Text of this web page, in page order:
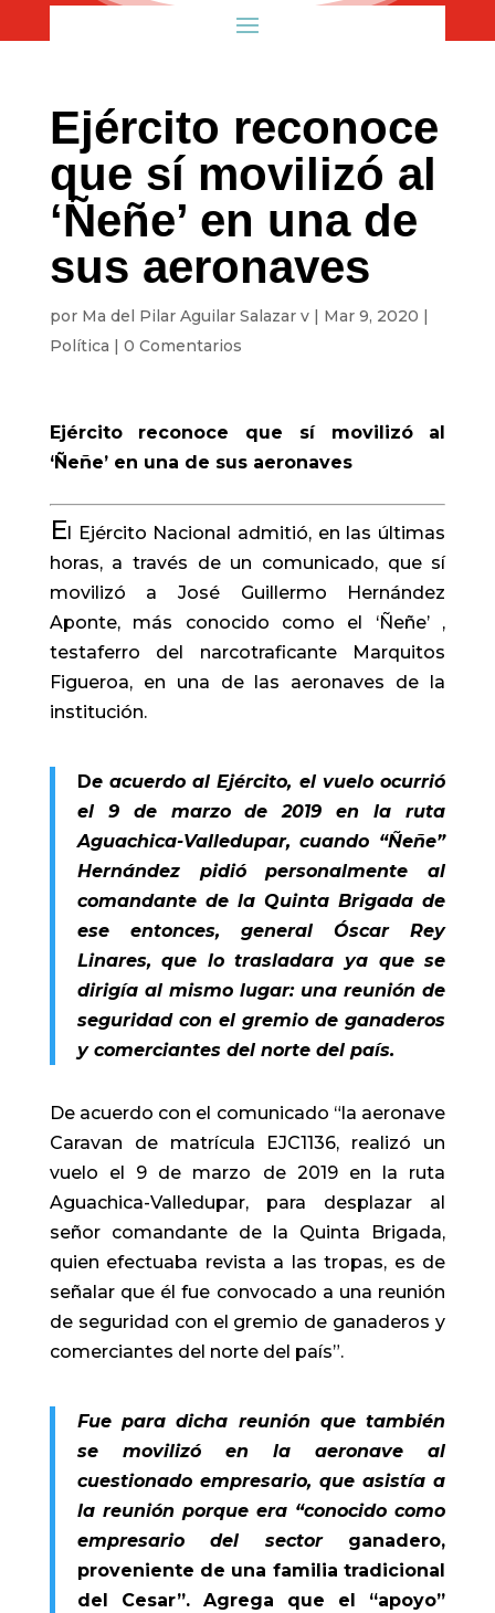
Ejército reconoce
que sí movilizó al
‘Ñeñe’ en una de
sus aeronaves
por Ma del Pilar Aguilar Salazar v| Mar 9, 2020 |
Política | 0 Comentarios
Ejército reconoce que sí movilizó al
‘Ñeñe’ en una de sus aeronaves
El Ejército Nacional admitió, en las últimas
horas, a través de un comunicado, que sí
movilizó a José Guillermo Hernández
Aponte, más conocido como el ‘Ñeñe’ ,
testaferro del narcotraficante Marquitos
Figueroa, en una de las aeronaves de la
institución.
De acuerdo al Ejército, el vuelo ocurrió
el 9 de marzo de 2019 en la ruta
Aguachica-Valledupar, cuando “Ñeñe”
Hernández pidió personalmente al
comandante de la Quinta Brigada de
ese entonces, general Óscar Rey
Linares, que lo trasladara ya que se
dirigía al mismo lugar: una reunión de
seguridad con el gremio de ganaderos
y comerciantes del norte del país.
De acuerdo con el comunicado “la aeronave
Caravan de matrícula EJC1136, realizó un
vuelo el 9 de marzo de 2019 en la ruta
Aguachica-Valledupar, para desplazar al
señor comandante de la Quinta Brigada,
quien efectuaba revista a las tropas, es de
señalar que él fue convocado a una reunión
de seguridad con el gremio de ganaderos y
comerciantes del norte del país”.
Fue para dicha reunión que también
se movilizó en la aeronave al
cuestionado empresario, que asistía a
la reunión porque era “conocido como
empresario del sectorganadero,
proveniente de una familia tradicional
del Cesar”. Agrega que el “apoyo”